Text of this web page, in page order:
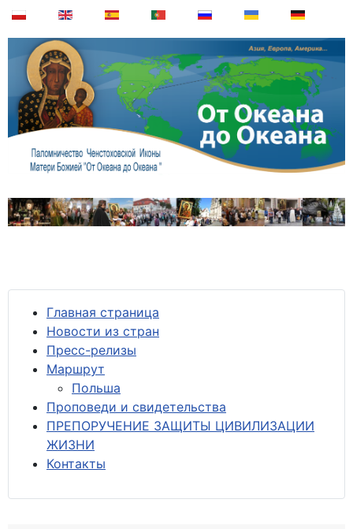
Главная страница
Новости из стран
Пресс-релизы
Маршрут
Польша
Проповеди и свидетельства
ПРЕПОРУЧЕНИЕ ЗАЩИТЫ ЦИВИЛИЗАЦИИ
ЖИЗНИ
Контакты